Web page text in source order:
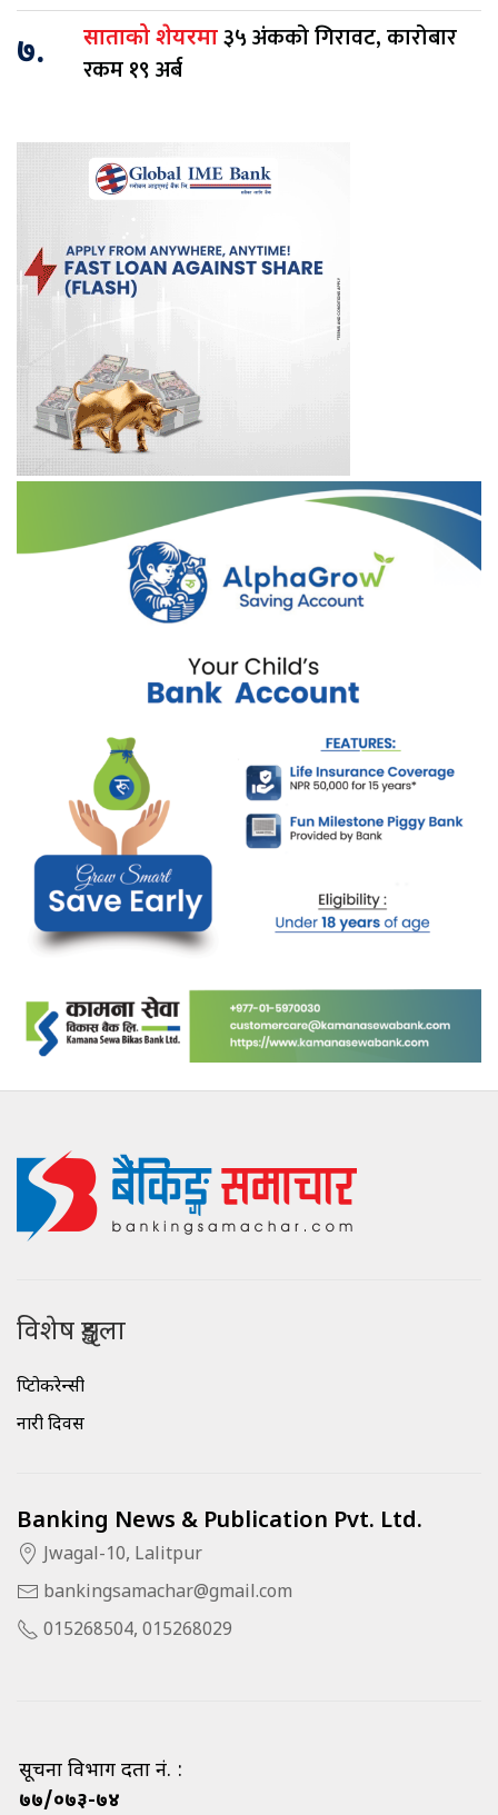
७. साताको शेयरमा३५ अंकको गिरावट, कारोबार
रकम १९ अर्ब
विशेष शृङ्खला
क्रिप्टोकरेन्सी
नारी दिवस
Banking News & Publication Pvt. Ltd.
Jwagal-10, Lalitpur
bankingsamachar@gmail.com
015268504, 015268029
सूचना विभाग दर्ता नं. :
७७/०७३-७४